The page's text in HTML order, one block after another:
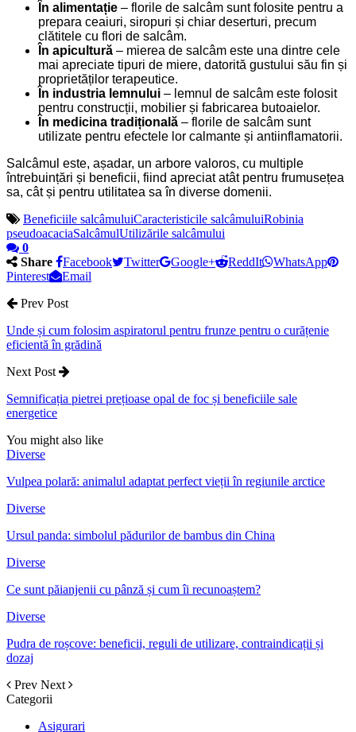
În alimentație – florile de salcâm sunt folosite pentru a
prepara ceaiuri, siropuri și chiar deserturi, precum
clătitele cu flori de salcâm.
În apicultură – mierea de salcâm este una dintre cele
mai apreciate tipuri de miere, datorită gustului său fin și
proprietăților terapeutice.
În industria lemnului – lemnul de salcâm este folosit
pentru construcții, mobilier și fabricarea butoaielor.
În medicina tradițională – florile de salcâm sunt
utilizate pentru efectele lor calmante și antiinflamatorii.
Salcâmul este, așadar, un arbore valoros, cu multiple
întrebuințări și beneficii, fiind apreciat atât pentru frumusețea
sa, cât și pentru utilitatea sa în diverse domenii.
Beneficiile salcâmuluiCaracteristicile salcâmuluiRobinia
pseudoacaciaSalcâmulUtilizările salcâmului
0
Share
Facebook Twitter Google+ ReddIt
WhatsApp
Pinterest
Email
Prev Post
Unde și cum folosim aspiratorul pentru frunze pentru o curățenie
eficientă în grădină
Next Post
Semnificația pietrei prețioase opal de foc și beneficiile sale
energetice
You might also like
Diverse
Vulpea polară: animalul adaptat perfect vieții în regiunile arctice
Diverse
Ursul panda: simbolul pădurilor de bambus din China
Diverse
Ce sunt păianjenii cu pânză și cum îi recunoaștem?
Diverse
Pudra de roșcove: beneficii, reguli de utilizare, contraindicații și
dozaj
Prev Next
Categorii
Asigurari